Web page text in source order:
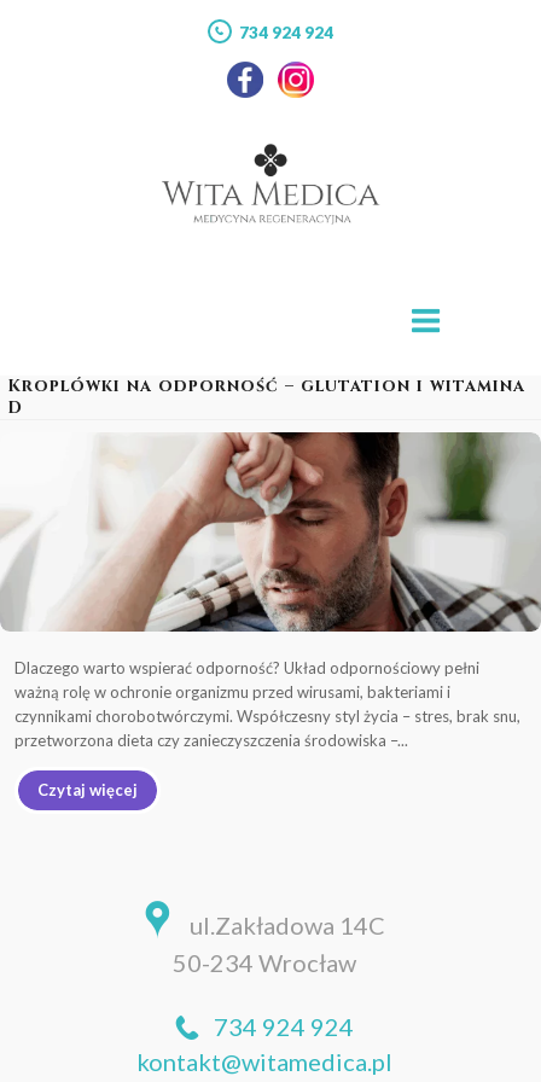
734 924 924
Kroplówki na odporność – glutation i witamina
D
Dlaczego warto wspierać odporność? Układ odpornościowy pełni
ważną rolę w ochronie organizmu przed wirusami, bakteriami i
czynnikami chorobotwórczymi. Współczesny styl życia – stres, brak snu,
przetworzona dieta czy zanieczyszczenia środowiska –...
Czytaj więcej
ul.Zakładowa 14C
50-234 Wrocław
734 924 924
kontakt@witamedica.pl